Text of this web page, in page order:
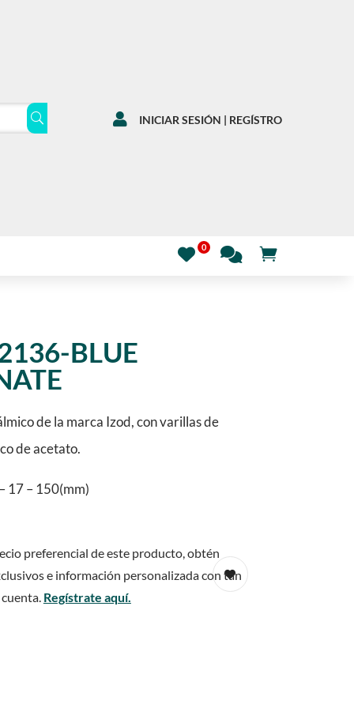
 INICIAR SESIÓN | REGÍSTRO
BLUE
de la marca Izod, con varillas de
de acetato.
17 – 150(mm)
preferencial de este producto, obtén
e información personalizada con tan
Regístrate aquí.